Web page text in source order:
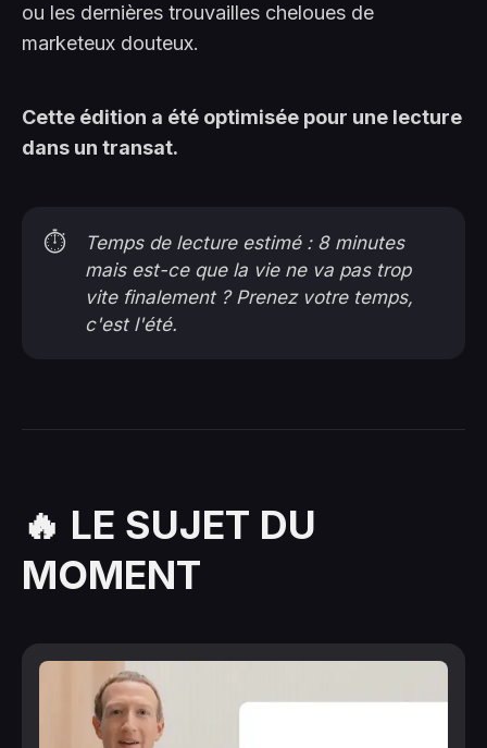
ou les dernières trouvailles cheloues de
marketeux douteux.
Cette édition a été optimisée pour une lecture
dans un transat.
⏱️
Temps de lecture estimé : 8 minutes
mais est-ce que la vie ne va pas trop
vite finalement ? Prenez votre temps,
c'est l'été.
🔥 LE SUJET DU
MOMENT